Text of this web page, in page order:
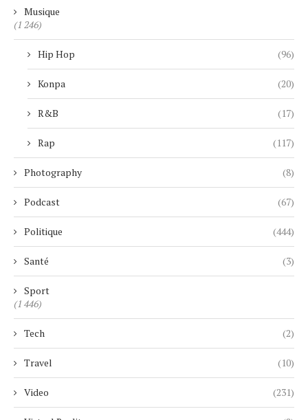
Musique
(1 246)
Hip Hop (96)
Konpa (20)
R&B (17)
Rap (117)
Photography (8)
Podcast (67)
Politique (444)
Santé (3)
Sport
(1 446)
Tech (2)
Travel (10)
Video (231)